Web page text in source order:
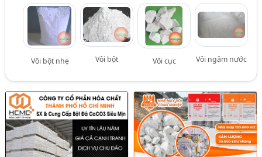
Vôi bột nhẹ Vôi bột Vôi cục Vôi ngậm nước